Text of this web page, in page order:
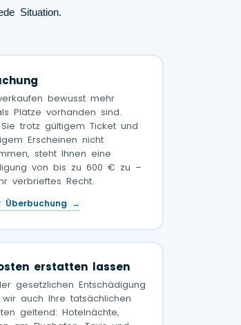
Situation.
bewusst mehr
Plätze vorhanden sind.
trotz gültigem Ticket und
Erscheinen nicht
steht Ihnen eine
von bis zu 600 € zu –
verbrieftes Recht.
Überbuchung →
erstatten lassen
gesetzlichen Entschädigung
auch Ihre tatsächlichen
geltend: Hotelnächte,